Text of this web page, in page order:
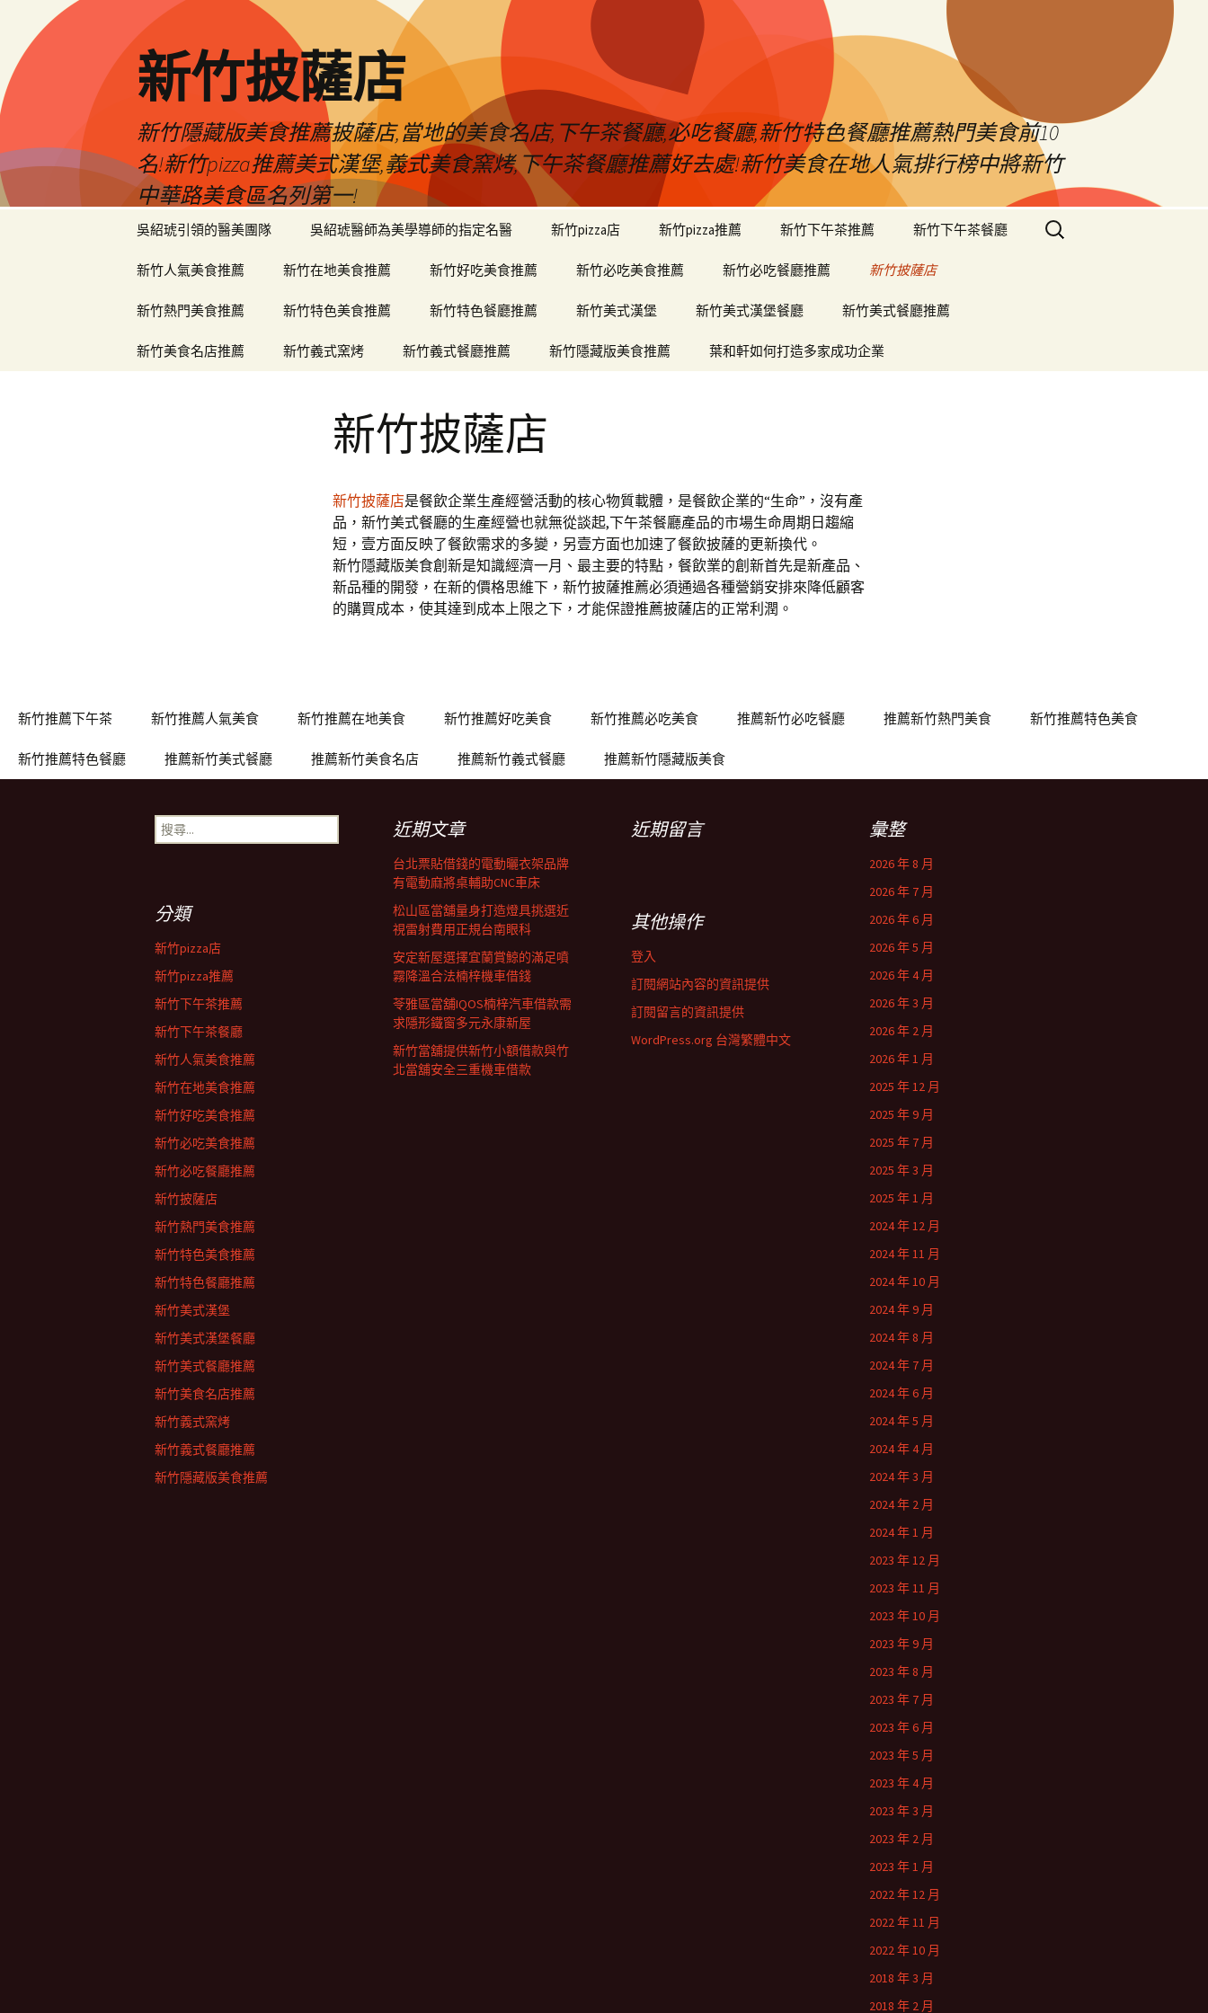
新竹披薩店
新竹隱藏版美食推薦披薩店,當地的美食名店,下午茶餐廳,必吃餐廳,新竹特色餐廳推薦熱門美食前10
名!新竹pizza推薦美式漢堡,義式美食窯烤,下午茶餐廳推薦好去處!新竹美食在地人氣排行榜中將新竹
中華路美食區名列第一!
吳紹琥引領的醫美團隊 吳紹琥醫師為美學導師的指定名醫 新竹pizza店 新竹pizza推薦 新竹下午茶推薦 新竹下午茶餐廳
新竹人氣美食推薦 新竹在地美食推薦 新竹好吃美食推薦 新竹必吃美食推薦 新竹必吃餐廳推薦 新竹披薩店
新竹熱門美食推薦 新竹特色美食推薦 新竹特色餐廳推薦 新竹美式漢堡 新竹美式漢堡餐廳 新竹美式餐廳推薦
新竹美食名店推薦 新竹義式窯烤 新竹義式餐廳推薦 新竹隱藏版美食推薦 葉和軒如何打造多家成功企業
搜
尋
新竹披薩店
新竹披薩店是餐飲企業生產經營活動的核心物質載體，是餐飲企業的“生命”，沒有產
品，新竹美式餐廳的生產經營也就無從談起,下午茶餐廳產品的市場生命周期日趨縮
短，壹方面反映了餐飲需求的多變，另壹方面也加速了餐飲披薩的更新換代。
新竹隱藏版美食創新是知識經濟一月、最主要的特點，餐飲業的創新首先是新產品、
新品種的開發，在新的價格思維下，新竹披薩推薦必須通過各種營銷安排來降低顧客
的購買成本，使其達到成本上限之下，才能保證推薦披薩店的正常利潤。
新竹推薦下午茶 新竹推薦人氣美食 新竹推薦在地美食 新竹推薦好吃美食 新竹推薦必吃美食 推薦新竹必吃餐廳 推薦新竹熱門美食 新竹推薦特色美食
新竹推薦特色餐廳 推薦新竹美式餐廳 推薦新竹美食名店 推薦新竹義式餐廳 推薦新竹隱藏版美食
搜
尋
近期文章
台北票貼借錢的電動曬衣架品牌
有電動麻將桌輔助CNC車床
松山區當舖量身打造燈具挑選近
視雷射費用正規台南眼科
安定新屋選擇宜蘭賞鯨的滿足噴
霧降溫合法楠梓機車借錢
苓雅區當舖IQOS楠梓汽車借款需
求隱形鐵窗多元永康新屋
新竹當舖提供新竹小額借款與竹
北當舖安全三重機車借款
近期留言 彙整
2026 年 8 月
2026 年 7 月
2026 年 6 月
2026 年 5 月
2026 年 4 月
2026 年 3 月
2026 年 2 月
2026 年 1 月
2025 年 12 月
2025 年 9 月
2025 年 7 月
2025 年 3 月
2025 年 1 月
2024 年 12 月
2024 年 11 月
2024 年 10 月
2024 年 9 月
2024 年 8 月
2024 年 7 月
2024 年 6 月
2024 年 5 月
2024 年 4 月
2024 年 3 月
2024 年 2 月
2024 年 1 月
2023 年 12 月
2023 年 11 月
2023 年 10 月
2023 年 9 月
2023 年 8 月
2023 年 7 月
2023 年 6 月
2023 年 5 月
2023 年 4 月
2023 年 3 月
2023 年 2 月
2023 年 1 月
2022 年 12 月
2022 年 11 月
2022 年 10 月
2018 年 3 月
2018 年 2 月
分類
新竹pizza店
新竹pizza推薦
新竹下午茶推薦
新竹下午茶餐廳
新竹人氣美食推薦
新竹在地美食推薦
新竹好吃美食推薦
新竹必吃美食推薦
新竹必吃餐廳推薦
新竹披薩店
新竹熱門美食推薦
新竹特色美食推薦
新竹特色餐廳推薦
新竹美式漢堡
新竹美式漢堡餐廳
新竹美式餐廳推薦
新竹美食名店推薦
新竹義式窯烤
新竹義式餐廳推薦
新竹隱藏版美食推薦
其他操作
登入
訂閱網站內容的資訊提供
訂閱留言的資訊提供
WordPress.org 台灣繁體中文